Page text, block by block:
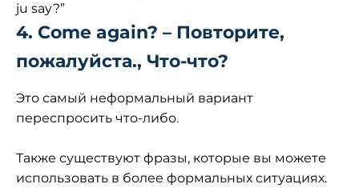
ju say?”
4. Come again? – Повторите,
пожалуйста., Что-что?
Это самый неформальный вариант
переспросить что-либо.
Также существуют фразы, которые вы можете
использовать в более формальных ситуациях.